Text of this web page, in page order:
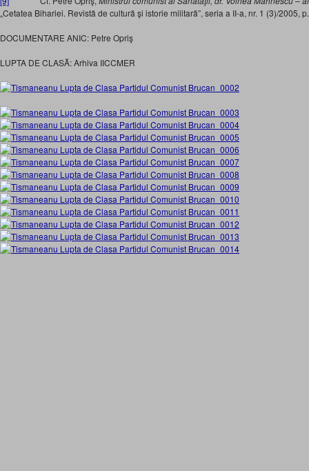
„Cetatea Bihariei. Revistă de cultură şi istorie militară”, seria a II-a, nr. 1 (3)/2005,
DOCUMENTARE ANIC: Petre Opriş
LUPTA DE CLASĂ: Arhiva IICCMER